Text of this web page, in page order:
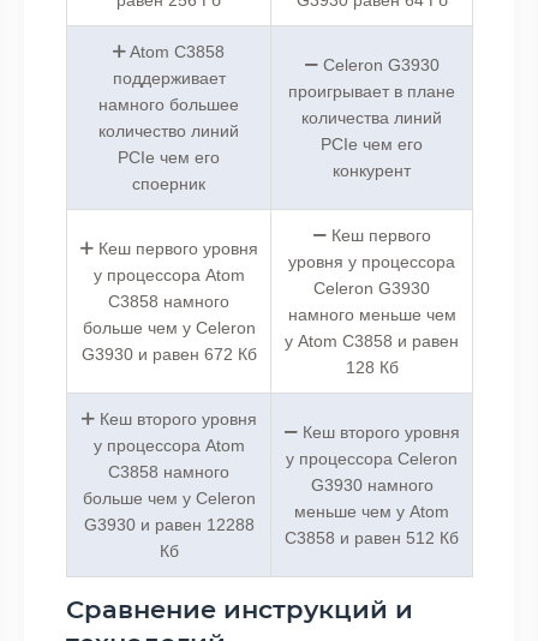
Atom C3858
поддерживает
намного большее
количество линий
PCIe чем его
споерник
Celeron G3930
проигрывает в плане
количества линий
PCIe чем его
конкурент
Кеш первого уровня
у процессора Atom
C3858 намного
больше чем у Celeron
G3930 и равен 672 Кб
Кеш первого
уровня у процессора
Celeron G3930
намного меньше чем
у Atom C3858 и равен
128 Кб
Кеш второго уровня
у процессора Atom
C3858 намного
больше чем у Celeron
G3930 и равен 12288
Кб
Кеш второго уровня
у процессора Celeron
G3930 намного
меньше чем у Atom
C3858 и равен 512 Кб
Сравнение инструкций и